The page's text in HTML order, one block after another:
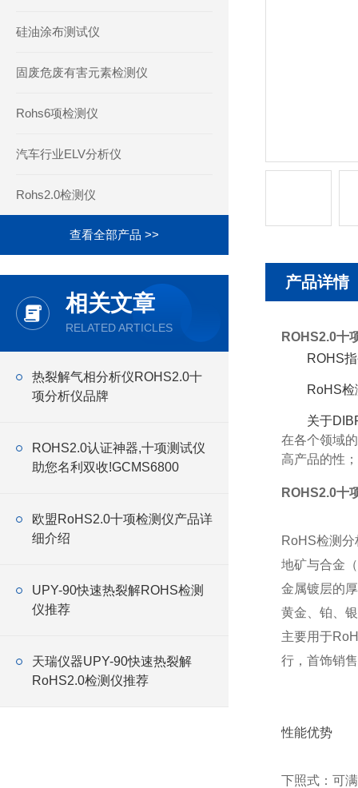
硅油涂布测试仪
固废危废有害元素检测仪
Rohs6项检测仪
汽车行业ELV分析仪
Rohs2.0检测仪
查看全部产品 >>
相关文章
RELATED ARTICLES
热裂解气相分析仪ROHS2.0十
项分析仪品牌
ROHS2.0认证神器,十项测试仪
助您名利双收!GCMS6800
欧盟RoHS2.0十项检测仪产品详
细介绍
UPY-90快速热裂解ROHS检测
仪推荐
天瑞仪器UPY-90快速热裂解
RoHS2.0检测仪推荐
产品详情
ROHS2.0十
ROHS
RoHS
关于
在各个领域
高产品的性
ROHS2.0十
RoHS检测分
地矿与合金
金属镀层的
黄金、铂、
主要用于
行，首饰销
性能优势
下照式：可